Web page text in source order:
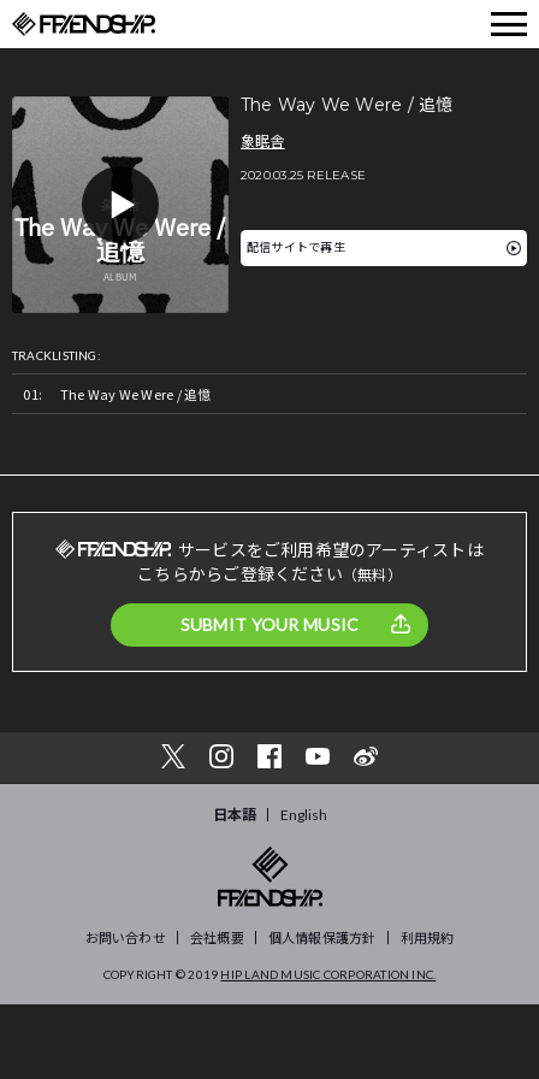
The Way We Were / 追憶
象眠舎
2020.03.25 RELEASE
配信サイトで再生
TRACKLISTING:
The Way We Were / 追憶
サービスをご利用希望のアーティストは
こちらからご登録ください （無料）
SUBMIT YOUR MUSIC
日本語 English
お問い合わせ 会社概要 個人情報保護方針 利用規約
COPYRIGHT © 2019 HIP LAND MUSIC CORPORATION INC.